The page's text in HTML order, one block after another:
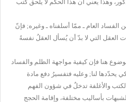
وهذا يعني أن هذا الحكم لا يلحق كتب
الفساد العام ـ ممّا أسلفناه ـ وغيره; فإنّ
العقل التي لا بدّ أن يُسأل العقلُ نفسهُ
هنا فإن كيفية مواجهة الظلم والفساد
يحدّدها لنا; وعليه فتفسيرُ دفع مادة
والكتب والأغلفة تدخلٌ في شؤون الفهم
بأساليب مختلفة، وإقامة الحجج